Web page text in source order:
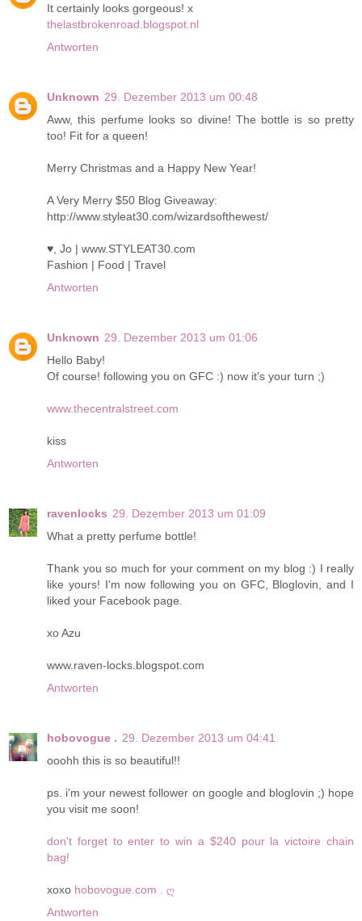
It certainly looks gorgeous! x
thelastbrokenroad.blogspot.nl
Antworten
Unknown 29. Dezember 2013 um 00:48
Aww, this perfume looks so divine! The bottle is so pretty
too! Fit for a queen!
Merry Christmas and a Happy New Year!
A Very Merry $50 Blog Giveaway:
http://www.styleat30.com/wizardsofthewest/
♥, Jo | www.STYLEAT30.com
Fashion | Food | Travel
Antworten
Unknown 29. Dezember 2013 um 01:06
Hello Baby!
Of course! following you on GFC :) now it's your turn ;)
www.thecentralstreet.com
kiss
Antworten
ravenlocks 29. Dezember 2013 um 01:09
What a pretty perfume bottle!
Thank you so much for your comment on my blog :) I really
like yours! I'm now following you on GFC, Bloglovin, and I
liked your Facebook page.
xo Azu
www.raven-locks.blogspot.com
Antworten
hobovogue . 29. Dezember 2013 um 04:41
ooohh this is so beautiful!!
ps. i'm your newest follower on google and bloglovin ;) hope
you visit me soon!
don't forget to enter to win a $240 pour la victoire chain
bag!
xoxo hobovogue.com . ღ
Antworten